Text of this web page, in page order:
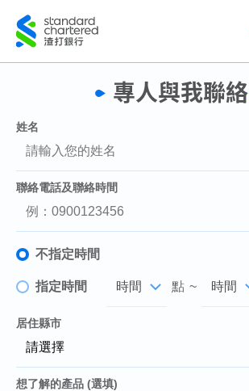
專人與我聯絡
姓名
聯絡電話及聯絡時間
不指定時間
指定時間 點 ~
居住縣市
想了解的產品 (選填)